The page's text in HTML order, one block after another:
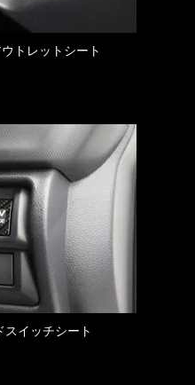
トレットシート
イッチシート